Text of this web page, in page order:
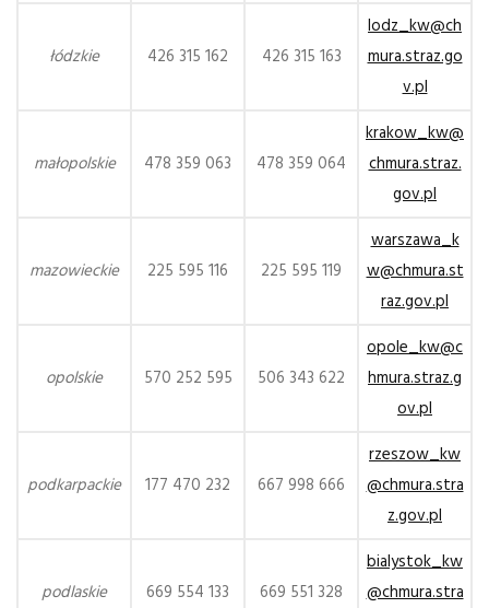
łódzkie 426 315 162 426 315 163
lodz_kw@ch
mura.straz.go
v.pl
małopolskie 478 359 063 478 359 064
krakow_kw@
chmura.straz.
gov.pl
mazowieckie 225 595 116 225 595 119
warszawa_k
w@chmura.st
raz.gov.pl
opolskie 570 252 595 506 343 622
opole_kw@c
hmura.straz.g
ov.pl
podkarpackie 177 470 232 667 998 666
rzeszow_kw
@chmura.stra
z.gov.pl
podlaskie 669 554 133 669 551 328
bialystok_kw
@chmura.stra